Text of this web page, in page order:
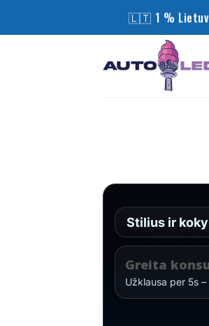
🇱🇹 1 %
Stilius ir
Greita
Užklausa per 5s